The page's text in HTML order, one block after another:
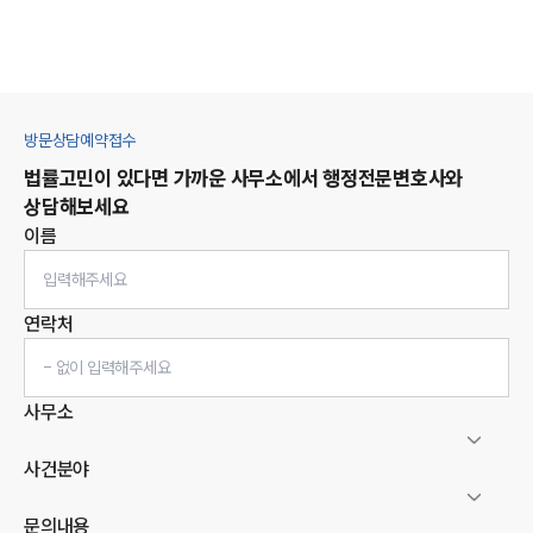
방문상담예약접수
법률고민이 있다면 가까운 사무소에서 행정전문변호사와
상담해보세요
이름
연락처
사무소
사건분야
문의내용